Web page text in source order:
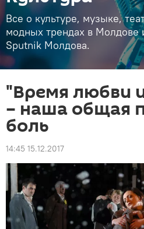
Все о культуре, музыке,
модных трендах в Молдове
Sputnik Молдова.
"Время любви
– наша общая
боль
14:45 15.12.2017